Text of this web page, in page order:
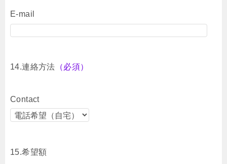
E-mail
14.連絡方法 （必須）
Contact
15.希望額